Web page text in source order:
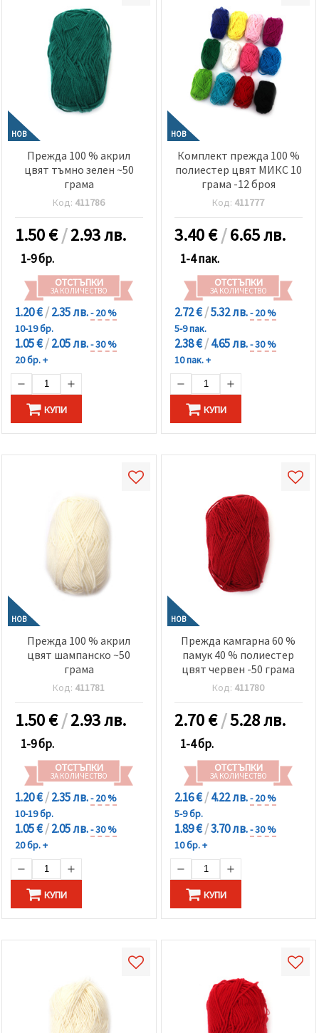
НОВ
Прежда 100 % акрил
цвят тъмно зелен ~50
грама
Код: 411786
1.50€/2.93 лв.
1-9 бр.
ОТСТЪПКИ
ЗА КОЛИЧЕСТВО
1.20 €/2.35 лв.- 20 %
10-19 бр.
1.05 €/2.05 лв.- 30 %
20 бр. +
КУПИ
НОВ
Комплект прежда 100 %
полиестер цвят МИКС 10
грама -12 броя
Код: 411777
3.40€/6.65 лв.
1-4 пак.
ОТСТЪПКИ
ЗА КОЛИЧЕСТВО
2.72 €/5.32 лв.- 20 %
5-9 пак.
2.38 €/4.65 лв.- 30 %
10 пак. +
КУПИ
НОВ
Прежда 100 % акрил
цвят шампанско ~50
грама
Код: 411781
1.50€/2.93 лв.
1-9 бр.
ОТСТЪПКИ
ЗА КОЛИЧЕСТВО
1.20 €/2.35 лв.- 20 %
10-19 бр.
1.05 €/2.05 лв.- 30 %
20 бр. +
КУПИ
НОВ
Прежда камгарна 60 %
памук 40 % полиестер
цвят червен -50 грама
Код: 411780
2.70€/5.28 лв.
1-4 бр.
ОТСТЪПКИ
ЗА КОЛИЧЕСТВО
2.16 €/4.22 лв.- 20 %
5-9 бр.
1.89 €/3.70 лв.- 30 %
10 бр. +
КУПИ